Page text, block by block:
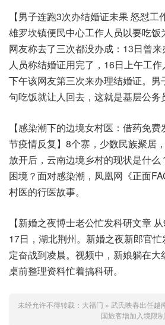
【男子连跑3次办结婚证未果 怒怼
雄罗坎镇便民中心工作人员以要吃饭
网友称去了三次都没办成：13日曾
人员称结婚证用完了，16日上午工
下午该网友第三次来办理结婚证。男
句吃饭就让人回去，这就是基层公务
【感染潮下的边境女村医：借药免
节疫情反复】8个寨，少数民族聚居
放开后，云南边境乡村的现状是什
困境？面对感染潮，凤凰网《正面
村医的行医故事。
【新婚之夜博士老公忙发科研文章
17日，湖北荆州。新婚之夜新郎官
定奋战到凌晨。视频中，新娘躺在
桌前整理资料忙着搞科研。
未经允许不得转载： 大福门 » 武氏映春出任越
国旅客增加入境限制